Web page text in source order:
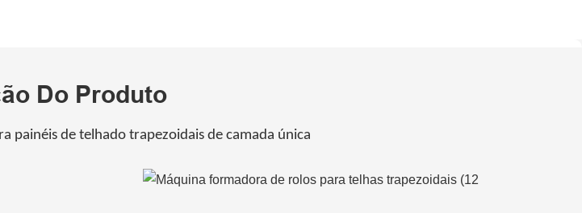
Do Produto
painéis de telhado trapezoidais de camada única